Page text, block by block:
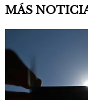
MÁS